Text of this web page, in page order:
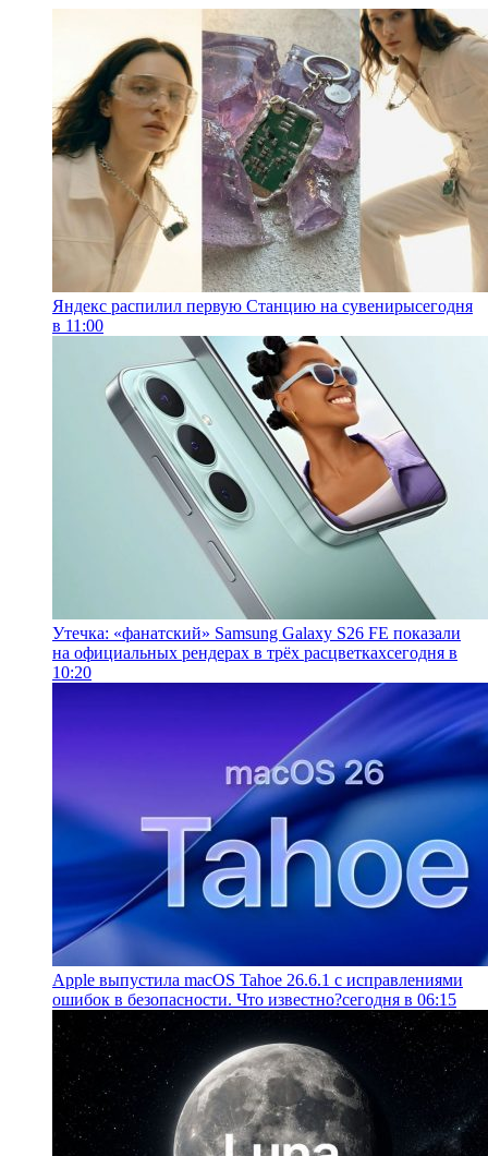
Яндекс распилил первую Станцию на сувенирысегодня
в 11:00
Утечка: «фанатский» Samsung Galaxy S26 FE показали
на официальных рендерах в трёх расцветкахсегодня в
10:20
Apple выпустила macOS Tahoe 26.6.1 с исправлениями
ошибок в безопасности. Что известно?сегодня в 06:15